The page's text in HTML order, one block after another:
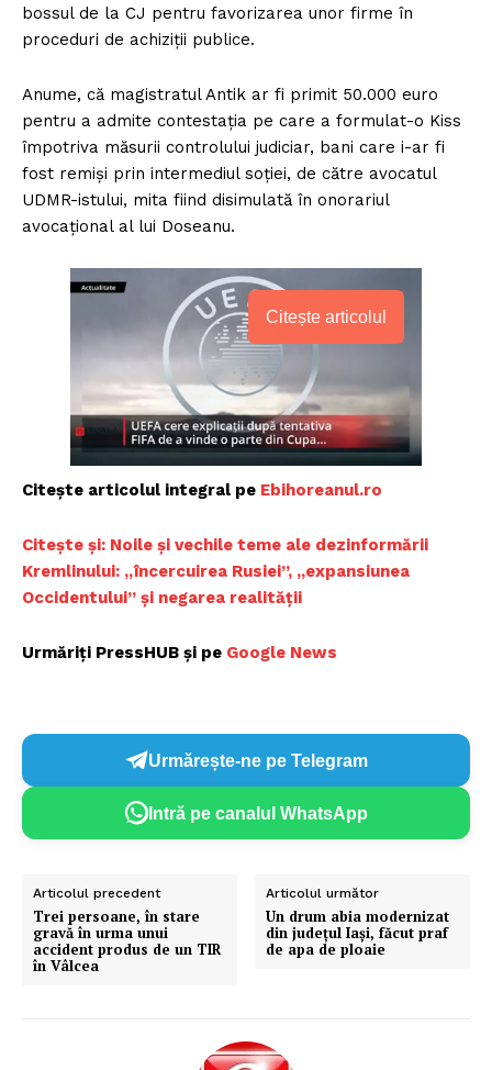
bossul de la CJ pentru favorizarea unor firme în
proceduri de achiziţii publice.
Anume, că magistratul Antik ar fi primit 50.000 euro
pentru a admite contestaţia pe care a formulat-o Kiss
împotriva măsurii controlului judiciar, bani care i-ar fi
fost remişi prin intermediul soţiei, de către avocatul
UDMR-istului, mita fiind disimulată în onorariul
avocaţional al lui Doseanu.
Citește articolul
Citește articolul integral pe Ebihoreanul.ro
Citește și: Noile și vechile teme ale dezinformării
Kremlinului: „încercuirea Rusiei”, „expansiunea
Occidentului” și negarea realității
Urmăriți PressHUB și pe Google News
Urmărește-ne pe Telegram
Intră pe canalul WhatsApp
Articolul precedent
​Trei persoane, în stare
gravă în urma unui
accident produs de un TIR
în Vâlcea
Articolul următor
​Un drum abia modernizat
din județul Iași, făcut praf
de apa de ploaie